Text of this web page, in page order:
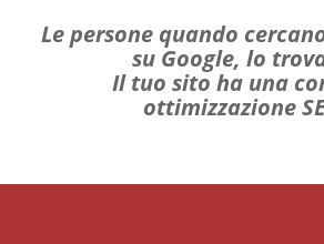
Le persone quando
su Google, lo
Il tuo sito ha una
ottimizzazione